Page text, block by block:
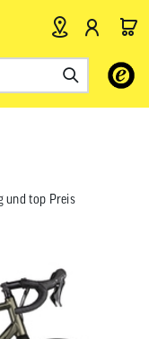
Verwende
Pfeile
nach
und top Preis